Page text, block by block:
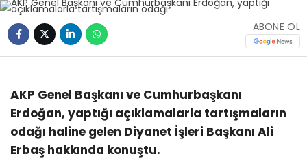
ABONE OL
AKP Genel Başkanı ve Cumhurbaşkanı
Erdoğan, yaptığı açıklamalarla tartışmaların
odağı haline gelen Diyanet İşleri Başkanı Ali
Erbaş hakkında konuştu.